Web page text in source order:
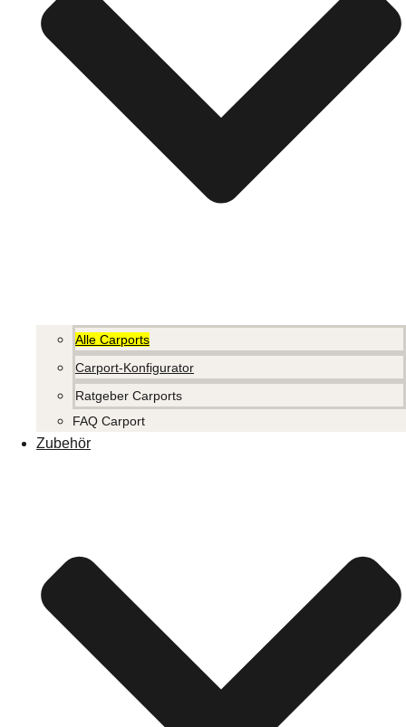
Alle Carports
Carport-Konfigurator
Ratgeber Carports
FAQ Carport
Zubehör